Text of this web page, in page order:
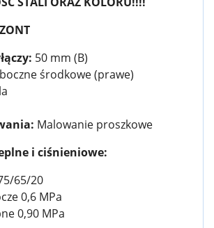
50 mm (B)
boczne środkowe (prawe)
Malowanie proszkowe
i ciśnieniowe:
65/20
0,6 MPa
0,90 MPa